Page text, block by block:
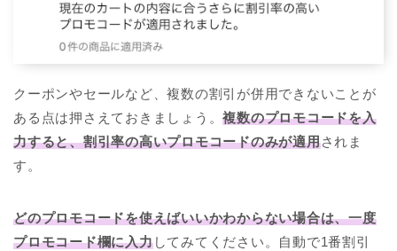
クーポンやセールなど、複数の割引が併用できないことが
ある点は押さえておきましょう。複数のプロモコードを入
力すると、割引率の高いプロモコードのみが適用されま
す。
どのプロモコードを使えばいいかわからない場合は、一度
プロモコード欄に入力してみてください。自動で1番割引